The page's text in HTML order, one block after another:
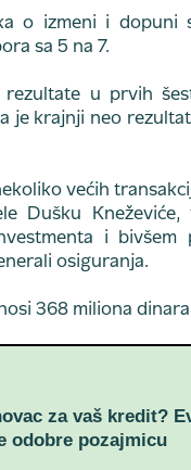
o izmeni i dopuni
sa 5 na 7.
rezultate u prvih
je krajnji neo
većih
Dušku
i bivšem
osiguranja.
368 miliona
za vaš kredit?
odobre pozajmicu